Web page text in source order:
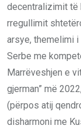
decentralizimit të
rregullimit
arsye, themelimi i
Serbe me
Marrëveshjen e
gjerman” më
(përpos atij
disharmoni me